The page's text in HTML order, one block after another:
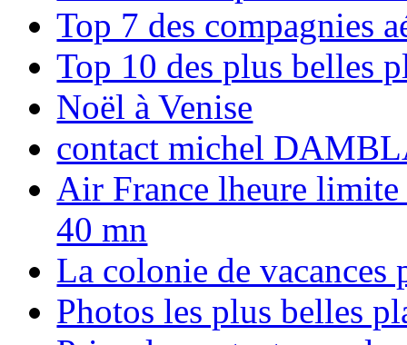
Top 7 des compagnies
Top 10 des plus belles
Noël à Venise
contact michel
Air France lheure limite
40 mn
La colonie de vacances
Photos les plus belles